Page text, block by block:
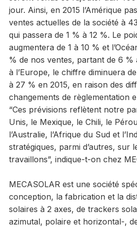
jour. Ainsi, en 2015 l’Amérique
ventes actuelles de la société à
qui passera de 1 % à 12 %. Le
augmentera de 1 à 10 % et
% de nos ventes, partant de 6 %
à l’Europe, le chiffre diminuera
à 27 % en 2015, en raison des
changements de règlementation
“Ces prévisions reflètent notre
Unis, le Mexique, le Chili, le
l’Australie, l’Afrique du Sud et
stratégiques, parmi d’autres, sur
travaillons”, indique-t-on chez
MECASOLAR est une société
conception, la fabrication et la
solaires à 2 axes, de trackers
azimutal, polaire et horizontal-,